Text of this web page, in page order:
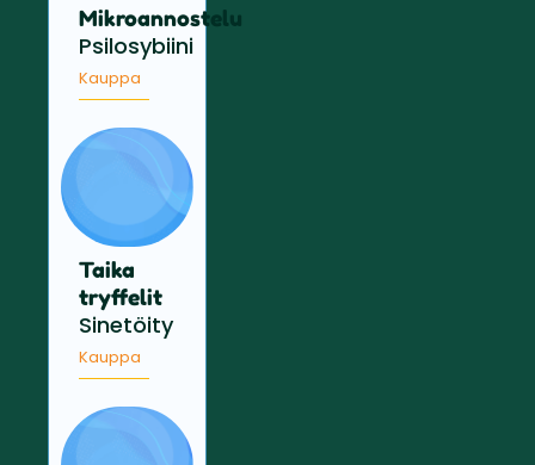
Mikroannostelu
Psilosybiini
Kauppa
Taika
tryffelit
Sinetöity
Kauppa